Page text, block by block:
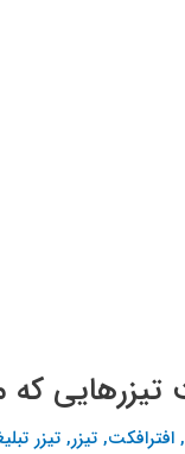
, افترافکت, تیزر, تیزر